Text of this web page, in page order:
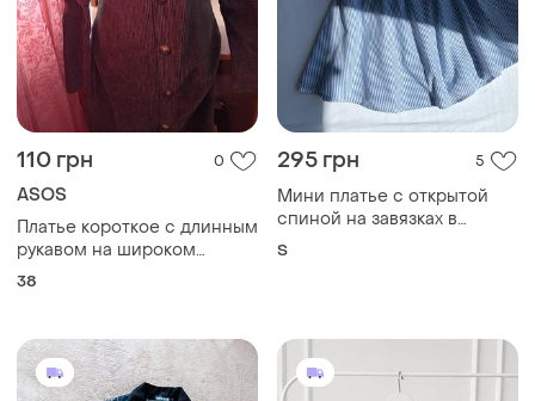
110 грн 0
ASOS
Платье короткое с длинным
рукавом на широком
манжете
38
295 грн 5
Мини платье с открытой
спиной на завязках в
голубую полоску
S